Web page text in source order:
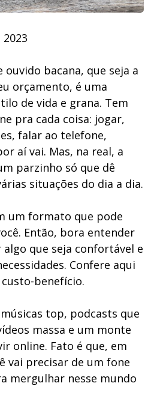
bacana, que seja a
orçamento, é uma
de vida e grana. Tem
pra cada coisa: jogar,
falar ao telefone,
aí vai. Mas, na real, a
parzinho só que dê
situações do dia a dia.
um formato que pode
Então, bora entender
que seja confortável e
Confere aqui
benefício.
top, podcasts que
massa e um monte
online. Fato é que, em
vai precisar de um fone
mergulhar nesse mundo